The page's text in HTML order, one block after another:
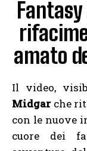
amato
Il video,
Midgarche
con le nuove
cuore dei